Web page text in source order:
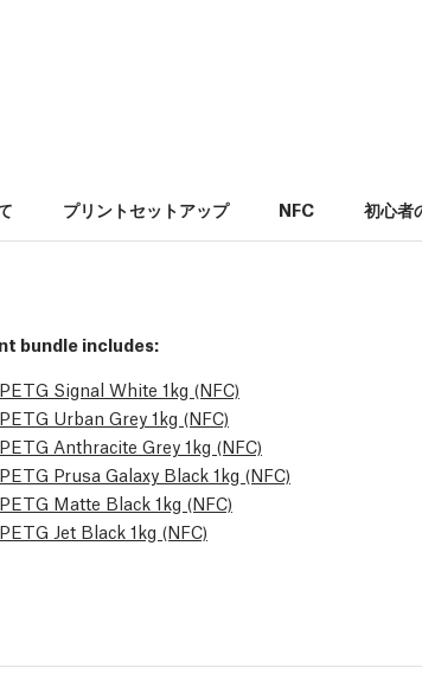
プリントセットアップ NFC 初心者
bundle includes:
Signal White 1kg (NFC)
Urban Grey 1kg (NFC)
Anthracite Grey 1kg (NFC)
Prusa Galaxy Black 1kg (NFC)
Matte Black 1kg (NFC)
Jet Black 1kg (NFC)